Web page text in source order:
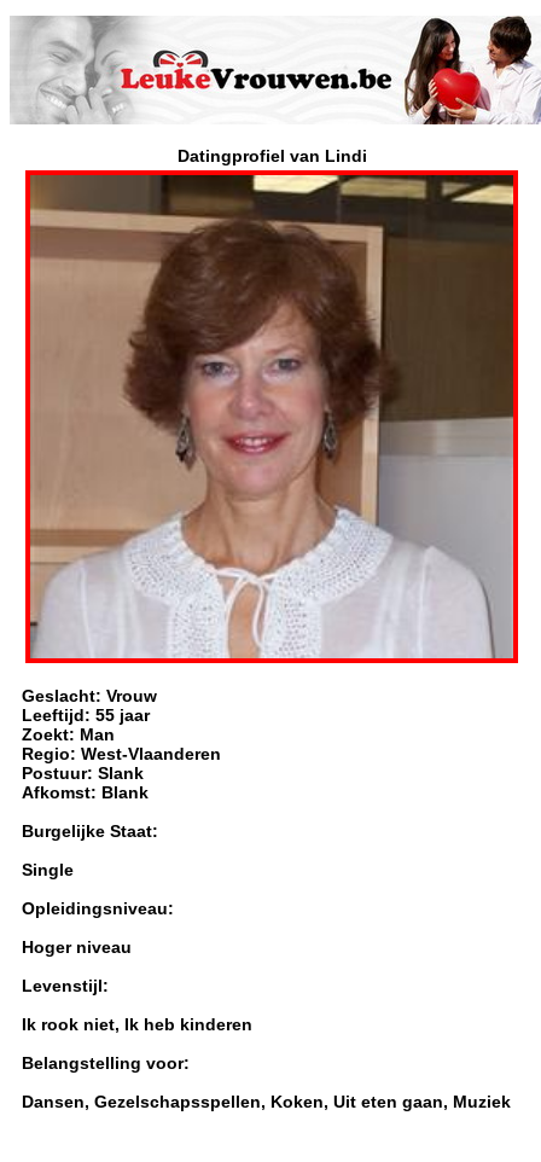
Datingprofiel van Lindi
Geslacht: Vrouw
Leeftijd: 55 jaar
Zoekt: Man
Regio: West-Vlaanderen
Postuur: Slank
Afkomst: Blank
Burgelijke Staat:
Single
Opleidingsniveau:
Hoger niveau
Levenstijl:
Ik rook niet, Ik heb kinderen
Belangstelling voor:
Dansen, Gezelschapsspellen, Koken, Uit eten gaan, Muziek